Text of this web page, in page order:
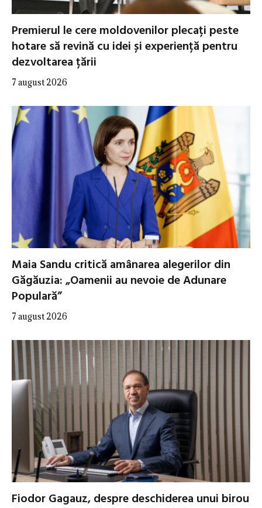
Premierul le cere moldovenilor plecați peste
hotare să revină cu idei și experiență pentru
dezvoltarea țării
7 august 2026
Maia Sandu critică amânarea alegerilor din
Găgăuzia: „Oamenii au nevoie de Adunare
Populară”
7 august 2026
Fiodor Gagauz, despre deschiderea unui birou